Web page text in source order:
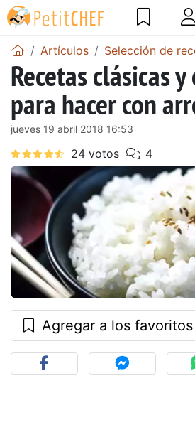
Artículos Selección de
Recetas clásicas
para hacer con
jueves 19 abril 2018 16:53
Agregar a los favoritos